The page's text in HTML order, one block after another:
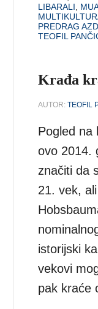
LIBARALI
PREDRAG
TEOFIL
Krađa
AUTOR:TEOFIL
Pogled na
ovo 2014.
značiti da
21. vek,
istorijski
vekovi
pak kraće